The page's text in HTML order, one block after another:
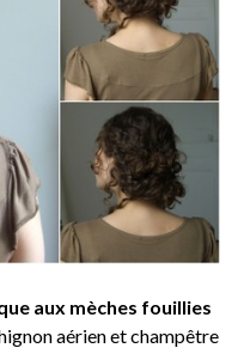
aux mèches fouillies
aérien et champêtre